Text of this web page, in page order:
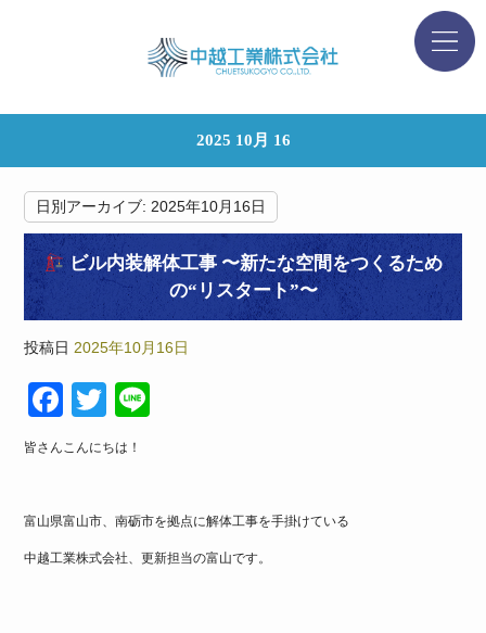
2025 10月 16
日別アーカイブ: 2025年10月16日
ビル内装解体工事 〜新たな空間をつくるため
の“リスタート”〜
投稿日 2025年10月16日
F
a
b
o
T
wi
皆さんこんにちは！
富山県富山市、南砺市を拠点に解体工事を手掛けている
中越工業株式会社、更新担当の富山です。